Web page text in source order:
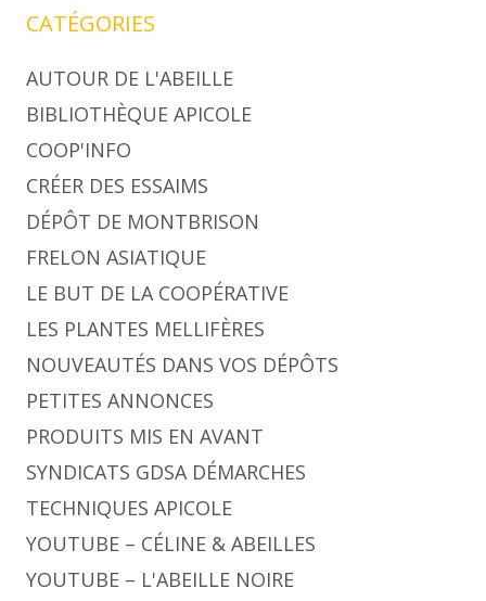
CATÉGORIES
AUTOUR DE L'ABEILLE
BIBLIOTHÈQUE APICOLE
COOP'INFO
CRÉER DES ESSAIMS
DÉPÔT DE MONTBRISON
FRELON ASIATIQUE
LE BUT DE LA COOPÉRATIVE
LES PLANTES MELLIFÈRES
NOUVEAUTÉS DANS VOS DÉPÔTS
PETITES ANNONCES
PRODUITS MIS EN AVANT
SYNDICATS GDSA DÉMARCHES
TECHNIQUES APICOLE
YOUTUBE – CÉLINE & ABEILLES
YOUTUBE – L'ABEILLE NOIRE